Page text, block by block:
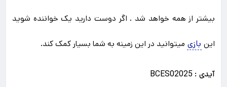
بیشتر از همه خواهد شد . اگر دوست دارید یک خواننده شوید
این بازی میتوانید در این زمینه به شما بسیار کمک کند.
آیدی : BCES02025